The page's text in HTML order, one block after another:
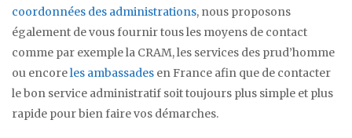
coordonnées des administrations, nous proposons
également de vous fournir tous les moyens de contact
comme par exemple la CRAM, les services des prud’homme
ou encoreles ambassades en France afin que de contacter
le bon service administratif soit toujours plus simple et plus
rapide pour bien faire vos démarches.